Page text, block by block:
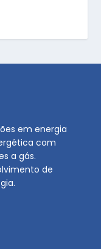
em energia
com
a gás.
de